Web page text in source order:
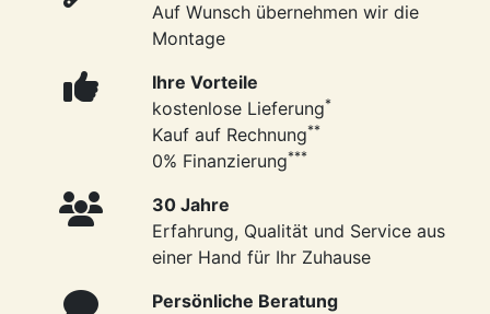
Auf Wunsch übernehmen wir die
Montage
Ihre Vorteile
kostenlose Lieferung*
Kauf auf Rechnung**
0% Finanzierung***
30 Jahre
Erfahrung, Qualität und Service aus
einer Hand für Ihr Zuhause
Persönliche Beratung